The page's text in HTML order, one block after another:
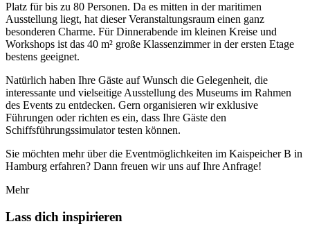
Platz für bis zu 80 Personen. Da es mitten in der maritimen
Ausstellung liegt, hat dieser Veranstaltungsraum einen ganz
besonderen Charme. Für Dinnerabende im kleinen Kreise und
Workshops ist das 40 m² große Klassenzimmer in der ersten Etage
bestens geeignet.
Natürlich haben Ihre Gäste auf Wunsch die Gelegenheit, die
interessante und vielseitige Ausstellung des Museums im Rahmen
des Events zu entdecken. Gern organisieren wir exklusive
Führungen oder richten es ein, dass Ihre Gäste den
Schiffsführungssimulator testen können.
Sie möchten mehr über die Eventmöglichkeiten im Kaispeicher B in
Hamburg erfahren? Dann freuen wir uns auf Ihre Anfrage!
Mehr
Lass dich inspirieren